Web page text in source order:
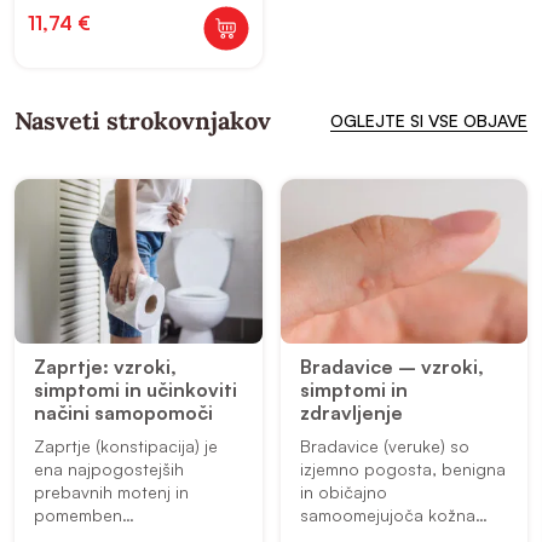
11,74 €
Nasveti strokovnjakov OGLEJTE SI VSE OBJAVE
Zaprtje: vzroki,
simptomi in učinkoviti
načini samopomoči
Zaprtje (konstipacija) je
ena najpogostejših
prebavnih motenj in
pomemben
Bradavice – vzroki,
simptomi in
zdravljenje
Bradavice (veruke) so
izjemno pogosta, benigna
in običajno
samoomejujoča kožna